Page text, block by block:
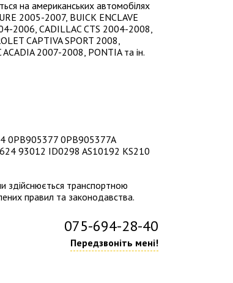
на американських автомобілях
2005-2007, BUICK ENCLAVE
2006, CADILLAC CTS 2004-2008,
CAPTIVA SPORT 2008,
2007-2008, PONTIA та ін.
0PB905377 0PB905377A
93012 ID0298 AS10192 KS210
здійснюється транспортною
правил та законодавства.
075-694-28-40
Передзвоніть мені!